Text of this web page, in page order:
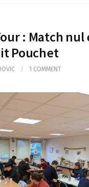
: Match nul
Pouchet
/ 1 COMMENT